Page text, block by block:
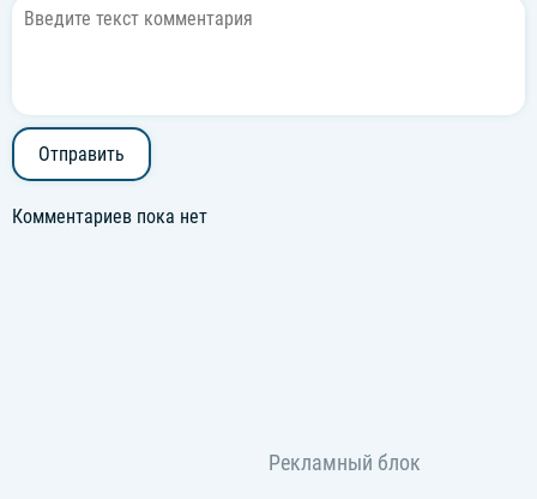
Отправить
Комментариев пока нет